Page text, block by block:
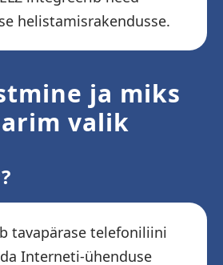
helistamisrakendusse.
ja miks
valik
tavapärase telefoniliini
Interneti-ühenduse